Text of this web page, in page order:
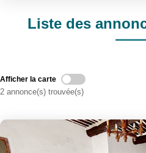
Notre
Nos
Liste des
Afficher la carte
2 annonce(s) trouvée(s)